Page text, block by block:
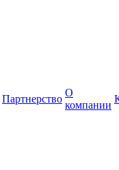
Партнерство
О
компании